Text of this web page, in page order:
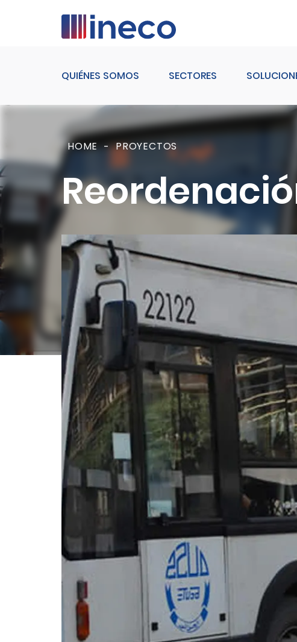
Pasar al contenido principal
QUIÉNES SOMOS SECTORES
HOME PROYECTOS